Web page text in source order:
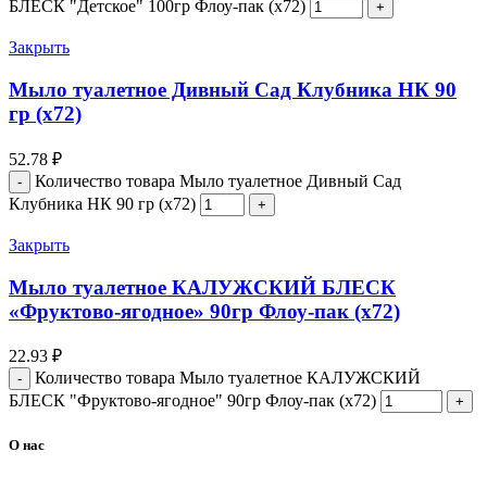
БЛЕСК "Детское" 100гр Флоу-пак (х72)
Закрыть
Мыло туалетное Дивный Сад Клубника НК 90
гр (х72)
52.78 ₽
Количество товара Мыло туалетное Дивный Сад
Клубника НК 90 гр (х72)
Закрыть
Мыло туалетное КАЛУЖСКИЙ БЛЕСК
«Фруктово-ягодное» 90гр Флоу-пак (х72)
22.93 ₽
Количество товара Мыло туалетное КАЛУЖСКИЙ
БЛЕСК "Фруктово-ягодное" 90гр Флоу-пак (х72)
О нас